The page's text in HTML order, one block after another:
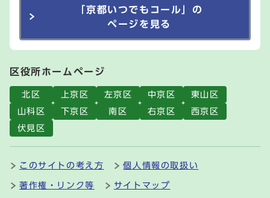
「京都いつでもコール」の
ページを見る
区役所ホームページ
北区 上京区 左京区 中京区
東山区
山科区
下京区 南区 右京区
西京区
伏見区
このサイトの考え方 個人情報の取扱い
著作権・リンク等 サイトマップ